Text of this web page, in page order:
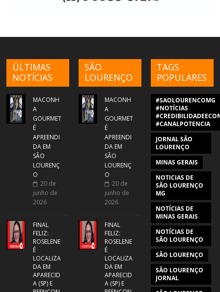
ÚLTIMAS
NOTÍCIAS
MACONH
A
GOURMET
É
APREENDI
DA EM
SÃO
LOURENÇ
O
20 de
junho de
2026
FINAL
FELIZ:
ROSELENE
É
LOCALIZA
DA EM
APARECID
A (SP) E
SÃO
LOURENÇO
MACONH
A
GOURMET
É
APREENDI
DA EM
SÃO
LOURENÇ
O
20 de
junho de
2026
FINAL
FELIZ:
ROSELENE
É
LOCALIZA
DA EM
APARECID
A (SP) E
TAGS
POPULARES
#SAOLOURENCOMG
#NOTÍCIAS
#CANALPOTENCIA
JORNAL SÃO
LOURENÇO
MINAS GERAIS
NOTICIAS DE
SÃO LOURENÇO
MG
NOTÍCIAS DE
MINAS GERAIS
NOTÍCIAS DE
SÃO LOURENÇO
SÃO LOURENÇO
SÃO LOURENÇO
JORNAL